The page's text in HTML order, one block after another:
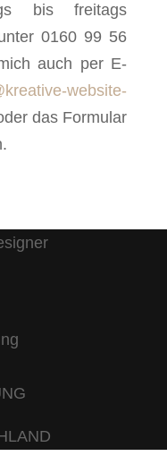
bis freitags
0160 99 56
auch per E-
website-
das Formular